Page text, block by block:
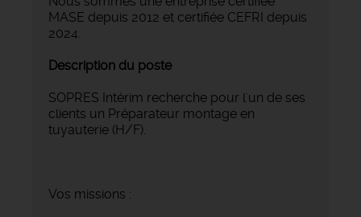
MASE depuis 2012 et certifiée CEFRI depuis
2024.
Description du poste
SOPRES Intérim recherche pour l'un de ses
clients un Préparateur montage en
tuyauterie (H/F).
Vos missions :